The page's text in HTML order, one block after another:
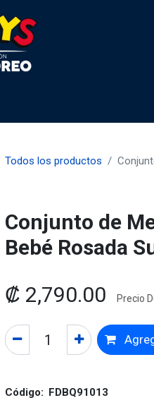
Todos los productos
Conjunto de
Bebé Rosada
₡ 2,790.00 Precio
Código: FDBQ91013